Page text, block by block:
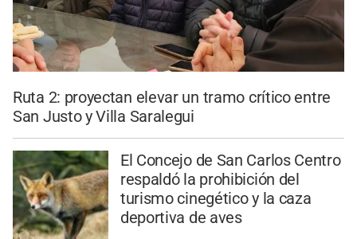
Ruta 2: proyectan elevar un tramo crítico entre
San Justo y Villa Saralegui
El Concejo de San Carlos Centro
respaldó la prohibición del
turismo cinegético y la caza
deportiva de aves